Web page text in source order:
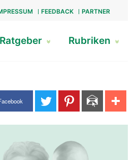
FEEDBACK PARTNER
Ratgeber Rubriken